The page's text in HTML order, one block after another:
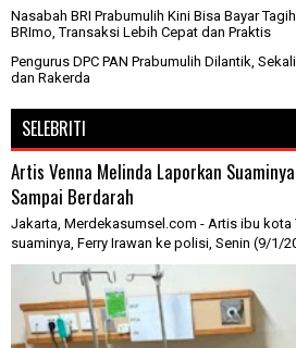
Nasabah BRI Prabumulih Kini Bisa Bayar
BRImo, Transaksi Lebih Cepat dan Praktis
Pengurus DPC PAN Prabumulih Dilantik,
dan Rakerda
SELEBRITI
Artis Venna Melinda Laporkan
Sampai Berdarah
Jakarta, Merdekasumsel.com - Artis ibu kota
suaminya, Ferry Irawan ke polisi, Senin (9/1/